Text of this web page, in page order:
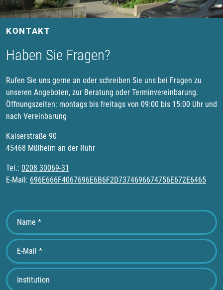
KONTAKT
Haben Sie Fragen?
Rufen Sie uns gerne an oder schreiben Sie uns bei Fragen zu
unseren Angeboten, zur Beratung oder Terminvereinbarung.
Öffnungszeiten: montags bis freitags von 09:00 bis 15:00 Uhr und
nach Vereinbarung
Kaiserstraße 90
45468 Mülheim an der Ruhr
Tel.: 0208 30069-31
E-Mail: 696E666F4067696E6B6F2D7374696674756E672E6465